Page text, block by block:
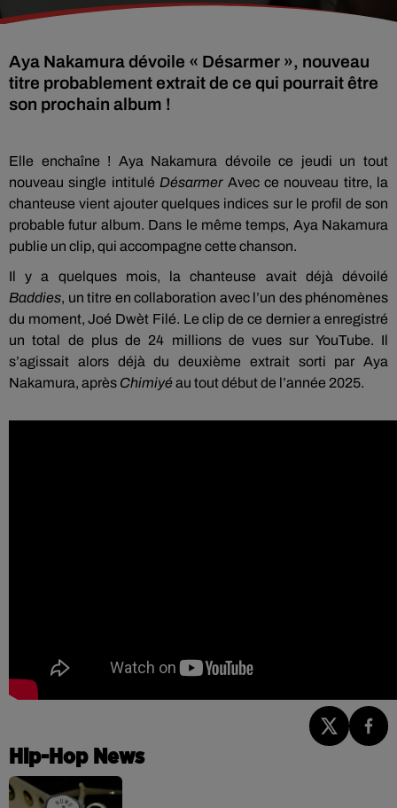
Aya Nakamura dévoile « Désarmer », nouveau
titre probablement extrait de ce qui pourrait être
son prochain album !
Elle enchaîne ! Aya Nakamura dévoile ce jeudi un tout
nouveau single intitulé DésarmerAvec ce nouveau titre, la
chanteuse vient ajouter quelques indices sur le profil de son
probable futur album. Dans le même temps, Aya Nakamura
publie un clip, qui accompagne cette chanson.
Il y a quelques mois, la chanteuse avait déjà dévoilé
Baddies, un titre en collaboration avec l’un des phénomènes
du moment, Joé Dwèt Filé. Le clip de ce dernier a enregistré
un total de plus de 24 millions de vues sur YouTube. Il
s’agissait alors déjà du deuxième extrait sorti par Aya
Nakamura, après Chimiyéau tout début de l’année 2025.
Hip-Hop News